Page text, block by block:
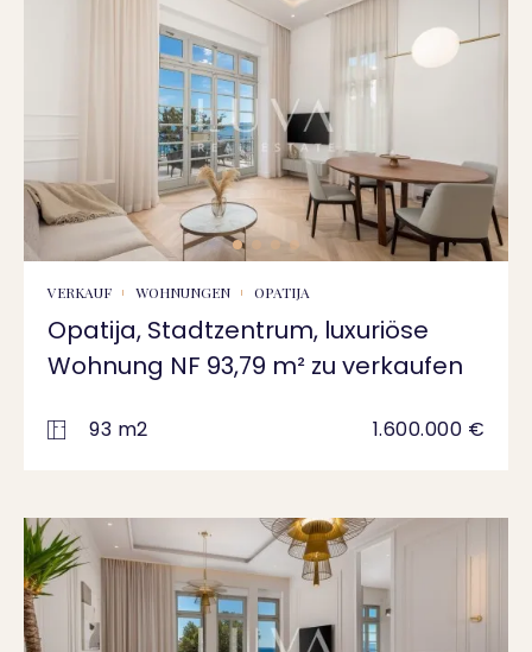
VERKAUF WOHNUNGEN OPATIJA
Opatija, Stadtzentrum, luxuriöse
Wohnung NF 93,79 m² zu verkaufen
93 m2 1.600.000 €